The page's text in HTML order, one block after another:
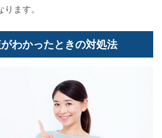
ます。
わかったときの対処法